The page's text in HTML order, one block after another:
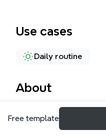
Use cases
Daily routine
About
Этот шаблон
года помогает
Free template